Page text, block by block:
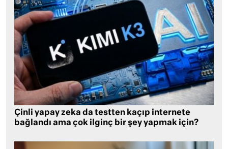
Çinli yapay zeka da testten kaçıp internete
bağlandı ama çok ilginç bir şey yapmak için?